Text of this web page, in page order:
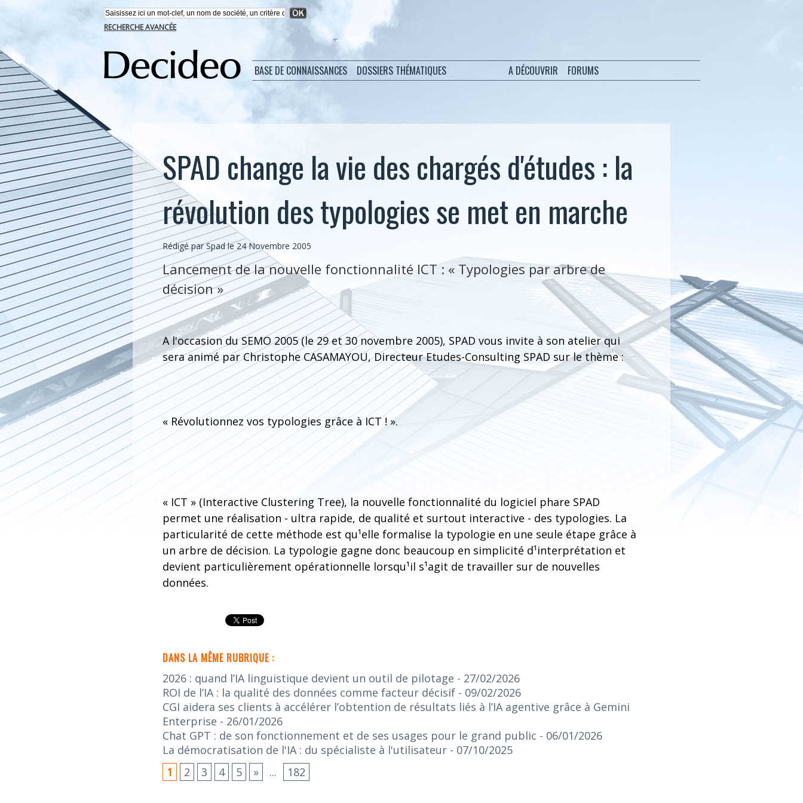
RECHERCHE AVANCÉE
BASE DE CONNAISSANCES DOSSIERS THÉMATIQUES A DÉCOUVRIR FORUMS
SPAD change la vie des chargés d'études : la
révolution des typologies se met en marche
Rédigé par Spad le 24 Novembre 2005
Lancement de la nouvelle fonctionnalité ICT : « Typologies par arbre de
décision »
A l'occasion du SEMO 2005 (le 29 et 30 novembre 2005), SPAD vous invite à son atelier qui
sera animé par Christophe CASAMAYOU, Directeur Etudes-Consulting SPAD sur le thème :
« Révolutionnez vos typologies grâce à ICT ! ».
« ICT » (Interactive Clustering Tree), la nouvelle fonctionnalité du logiciel phare SPAD
permet une réalisation - ultra rapide, de qualité et surtout interactive - des typologies. La
particularité de cette méthode est qu¹elle formalise la typologie en une seule étape grâce à
un arbre de décision. La typologie gagne donc beaucoup en simplicité d¹interprétation et
devient particulièrement opérationnelle lorsqu¹il s¹agit de travailler sur de nouvelles
données.
DANS LA MÊME RUBRIQUE :
2026 : quand l’IA linguistique devient un outil de pilotage - 27/02/2026
ROI de l’IA : la qualité des données comme facteur décisif - 09/02/2026
CGI aidera ses clients à accélérer l’obtention de résultats liés à l’IA agentive grâce à Gemini
Enterprise - 26/01/2026
Chat GPT : de son fonctionnement et de ses usages pour le grand public - 06/01/2026
La démocratisation de l'IA : du spécialiste à l'utilisateur - 07/10/2025
1
2 3 4 5 » ... 182